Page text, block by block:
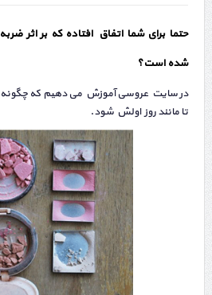
حتما برای شما اتفاق افتاده که بر اثر
شده است؟
در سایت عروسی آموزش می دهیم که چگونه
تا مانند روز اولش شود.